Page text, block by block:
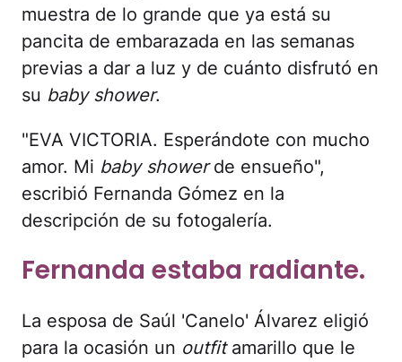
muestra de lo grande que ya está su
pancita de embarazada en las semanas
previas a dar a luz y de cuánto disfrutó en
su baby shower.
"EVA VICTORIA. Esperándote con mucho
amor. Mi baby showerde ensueño",
escribió Fernanda Gómez en la
descripción de su fotogalería.
Fernanda estaba radiante.
La esposa de Saúl 'Canelo' Álvarez eligió
para la ocasión un outfitamarillo que le